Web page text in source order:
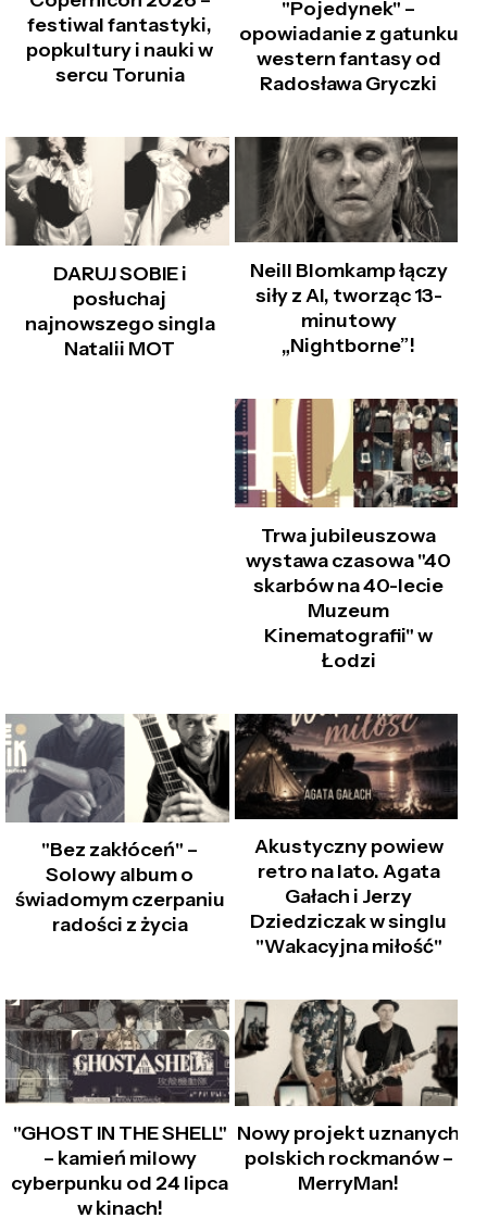
festiwal fantastyki,
popkultury i nauki w
sercu Torunia
"Pojedynek" –
opowiadanie z gatunku
western fantasy od
Radosława Gryczki
DARUJ SOBIE i
posłuchaj
najnowszego singla
Natalii MOT
Neill Blomkamp łączy
siły z AI, tworząc 13-
minutowy
„Nightborne”!
Trwa jubileuszowa
wystawa czasowa "40
skarbów na 40-lecie
Muzeum
Kinematografii" w
Łodzi
"Bez zakłóceń" –
Solowy album o
świadomym czerpaniu
radości z życia
Akustyczny powiew
retro na lato. Agata
Gałach i Jerzy
Dziedziczak w singlu
"Wakacyjna miłość"
"GHOST IN THE SHELL"
– kamień milowy
cyberpunku od 24 lipca
w kinach!
Nowy projekt uznanych
polskich rockmanów –
MerryMan!